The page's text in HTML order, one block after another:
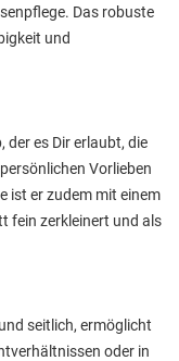
Das robuste
und
der es Dir erlaubt, die
Vorlieben
ist er zudem mit einem
fein zerkleinert und als
seitlich, ermöglicht
oder in